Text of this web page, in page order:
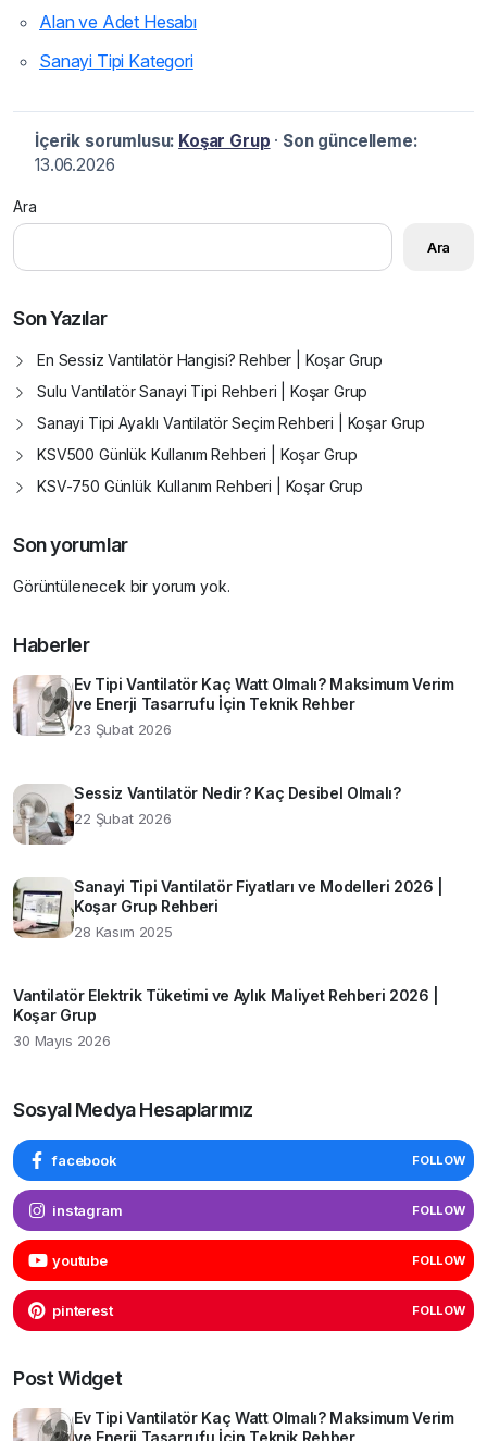
Alan ve Adet Hesabı
Sanayi Tipi Kategori
İçerik sorumlusu: Koşar Grup · Son güncelleme:
13.06.2026
Ara
Ara
Son Yazılar
En Sessiz Vantilatör Hangisi? Rehber | Koşar Grup
Sulu Vantilatör Sanayi Tipi Rehberi | Koşar Grup
Sanayi Tipi Ayaklı Vantilatör Seçim Rehberi | Koşar Grup
KSV500 Günlük Kullanım Rehberi | Koşar Grup
KSV-750 Günlük Kullanım Rehberi | Koşar Grup
Son yorumlar
Görüntülenecek bir yorum yok.
Haberler
Ev Tipi Vantilatör Kaç Watt Olmalı? Maksimum Verim
ve Enerji Tasarrufu İçin Teknik Rehber
23 Şubat 2026
Sessiz Vantilatör Nedir? Kaç Desibel Olmalı?
22 Şubat 2026
Sanayi Tipi Vantilatör Fiyatları ve Modelleri 2026 |
Koşar Grup Rehberi
28 Kasım 2025
Vantilatör Elektrik Tüketimi ve Aylık Maliyet Rehberi 2026 |
Koşar Grup
30 Mayıs 2026
Sosyal Medya Hesaplarımız
facebook FOLLOW
instagram FOLLOW
youtube FOLLOW
pinterest FOLLOW
Post Widget
Ev Tipi Vantilatör Kaç Watt Olmalı? Maksimum Verim
ve Enerji Tasarrufu İçin Teknik Rehber